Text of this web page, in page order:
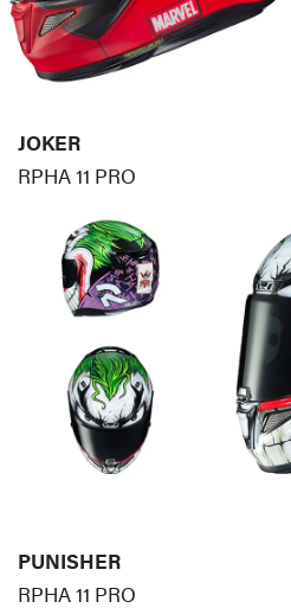
JOKER
RPHA 11 PRO
PUNISHER
RPHA 11 PRO